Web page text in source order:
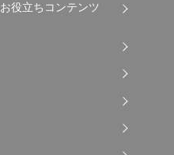
お役立ちコンテンツ